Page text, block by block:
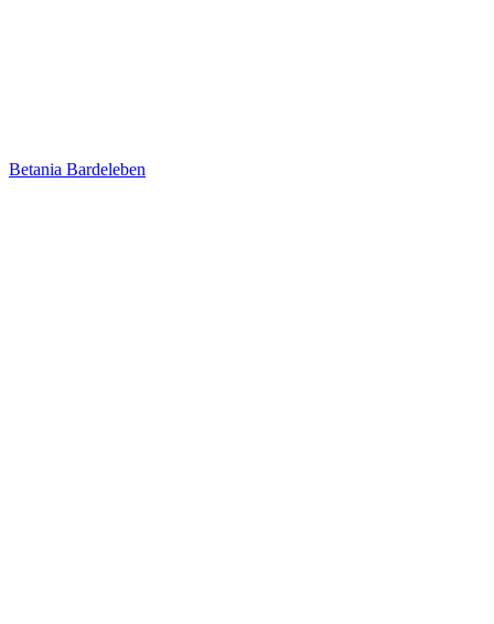
Betania Bardeleben